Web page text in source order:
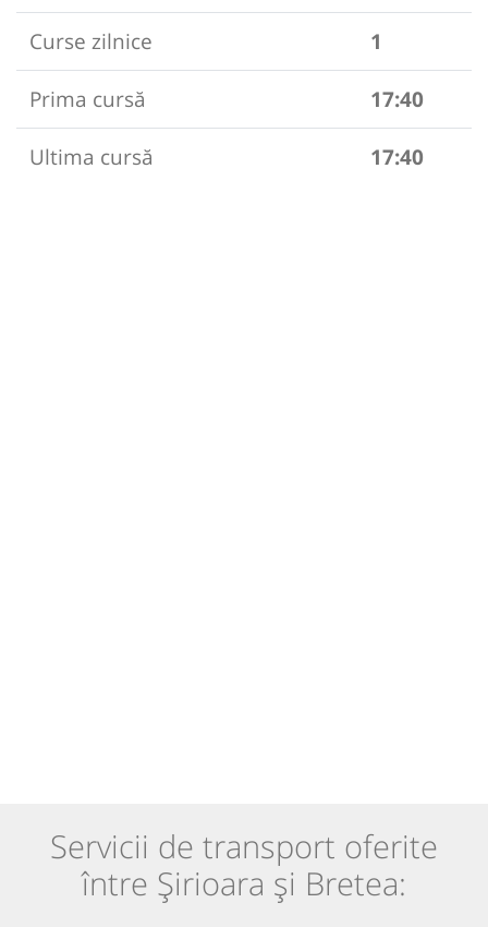
Curse zilnice
1
Prima cursă
17:40
Ultima cursă
17:40
Servicii de transport oferite
între Șirioara și Bretea: